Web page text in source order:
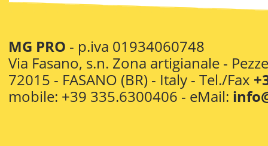
MG PRO - p.iva 01934060748
Via Fasano, s.n. Zona artigianale -
72015 - FASANO (BR) - Italy - Tel./Fax
mobile: +39 335.6300406 - eMail: